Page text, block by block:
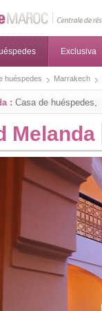
Exclusiva
huéspedes Marrakech
: Casa de huéspedes,
Melanda